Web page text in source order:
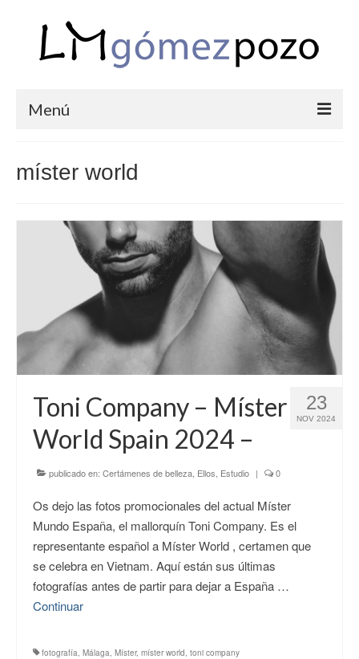
Menú
COMUNIONES
CORPORATIVAS
SEMANA SANTA
BLOG
SOBRE LM
míster world
23
NOV 2024
Toni Company – Míster
World Spain 2024 –
publicado en: Certámenes de belleza Ellos Estudio | 0
Os dejo las fotos promocionales del actual Míster
Mundo España, el mallorquín Toni Company. Es el
representante español a Míster World , certamen que
se celebra en Vietnam. Aquí están sus últimas
fotografías antes de partir para dejar a España …
Continuar
fotografía, Málaga, Míster, míster world, toni company